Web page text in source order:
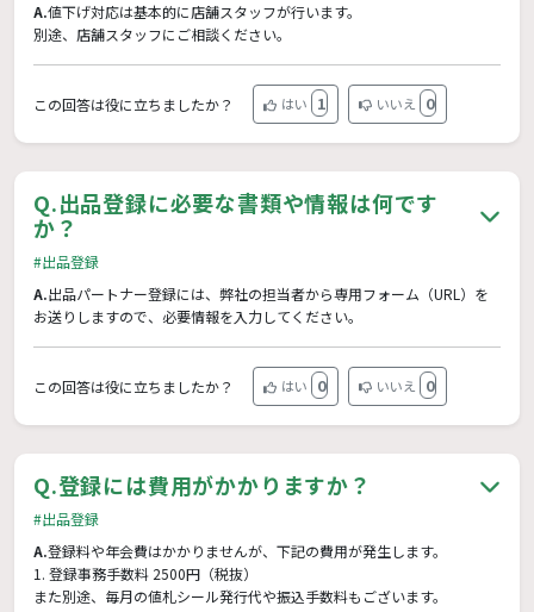
A.値下げ対応は基本的に店舗スタッフが行います。
別途、店舗スタッフにご相談ください。
この回答は役に立ちましたか？ はい 1 いいえ 0
Q.出品登録に必要な書類や情報は何です
か？
#出品登録
A.出品パートナー登録には、弊社の担当者から専用フォーム（URL）を
お送りしますので、必要情報を入力してください。
この回答は役に立ちましたか？ はい 0 いいえ 0
Q.登録には費用がかかりますか？
#出品登録
A.登録料や年会費はかかりませんが、下記の費用が発生します。
1. 登録事務手数料 2500円（税抜）
また別途、毎月の値札シール発行代や振込手数料もございます。